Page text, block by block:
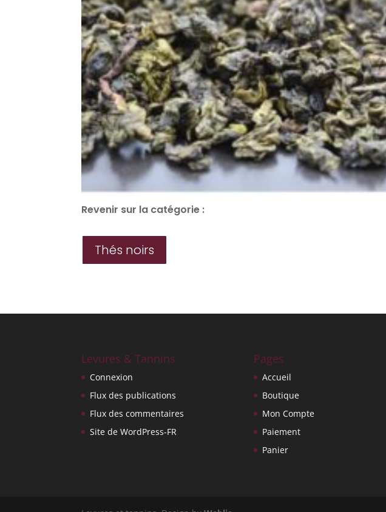
Revenir sur la catégorie :
Thés noirs
Levures & Tannins
Connexion
Flux des publications
Flux des commentaires
Site de WordPress-FR
Pages
Accueil
Boutique
Mon Compte
Paiement
Panier